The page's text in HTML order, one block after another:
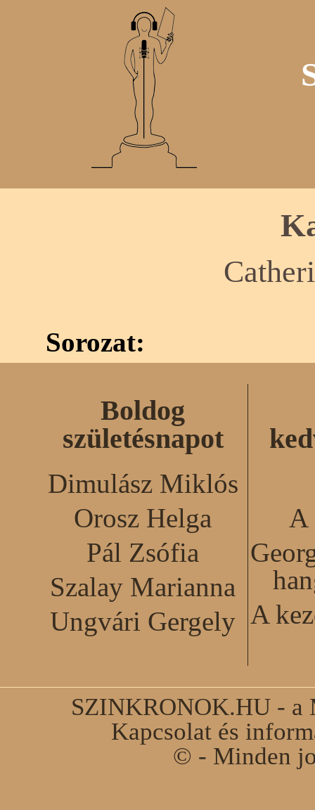
Sorozat:
Boldog
születésnapot
Dimulász Miklós
Orosz Helga
Pál Zsófia
Szalay Marianna
Ungvári Gergely
A
A
SZINKRONOK.HU - a
Kapcsolat és
© - Minden